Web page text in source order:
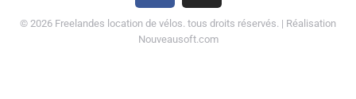
© 2026 Freelandes location de vélos. tous droits réservés. | Réalisation
Nouveausoft.com